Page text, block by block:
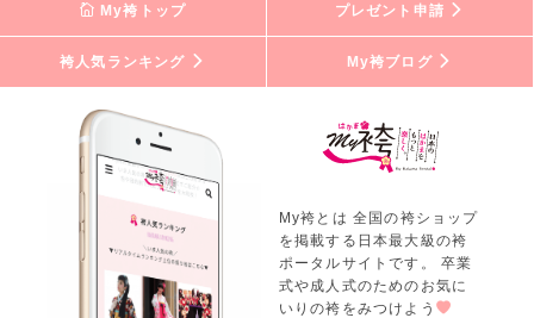
My袴トップ プレゼント申請
袴人気ランキング My袴ブログ
My袴とは 全国の袴ショップ
を掲載する日本最大級の袴
ポータルサイトです。 卒業
式や成人式のためのお気に
いりの袴をみつけよう